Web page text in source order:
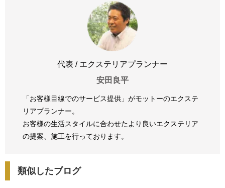
代表 / エクステリアプランナー
安田良平
「お客様目線でのサービス提供」がモットーのエクステ
リアプランナー。
お客様の生活スタイルに合わせたより良いエクステリア
の提案、 施工を行っております。
類似したブログ